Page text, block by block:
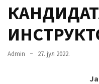
MOST
USED
CATEGORIES
Admin 27. јул 2022.